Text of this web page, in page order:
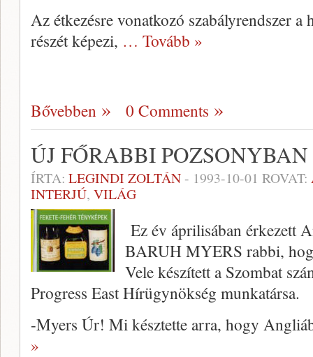
Az étkezésre vonatkozó szabályrendszer a
részét képezi, … Tovább »
Bővebben 0 Comments
ÚJ FŐRABBI POZSONYBAN
ÍRTA: LEGINDI ZOLTÁN- 1993-10-01 ROVAT:
INTERJÚ, VILÁG
Ez év áprilisában érkezett
BARUH MYERS rabbi,
Vele készített a Szombat
Progress East Hírügynökség munkatársa.
-Myers Úr! Mi késztette arra, hogy
»